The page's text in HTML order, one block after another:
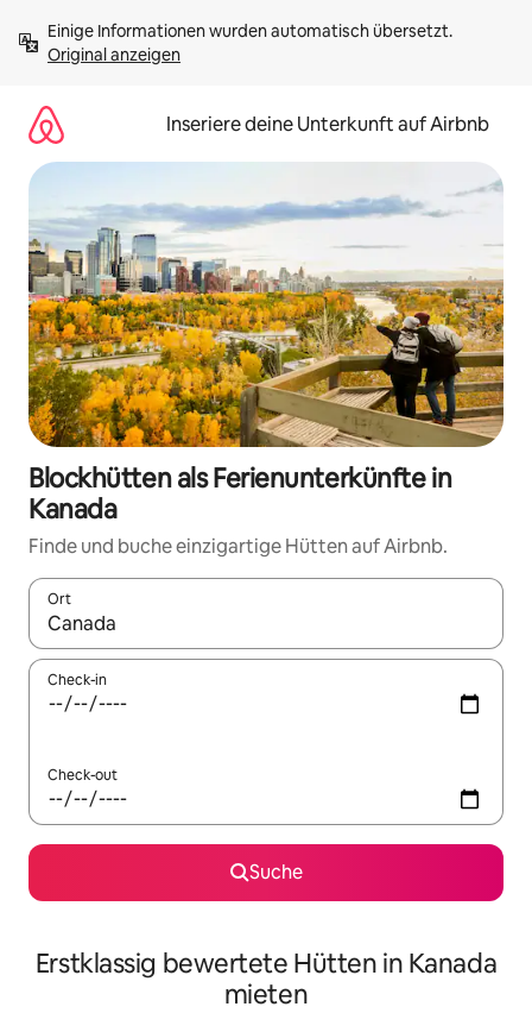
Inhalten
springenOriginal anzeigen
Inseriere deine Unterkunft auf Airbnb
Blockhütten als Ferienunterkünfte in
Kanada
Finde und buche einzigartige Hütten auf Airbnb.
Ort
Wenn Ergebnisse verfügbar sind, navigiere mit den
Check-in
Check-out
Suche
Erstklassig bewertete Hütten in Kanada
mieten